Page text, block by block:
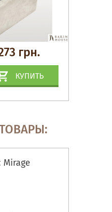
грн.
КУПИТЬ
Mirage